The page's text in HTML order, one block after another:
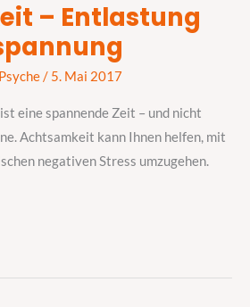
– Entlastung
Psyche/ 5. Mai 2017
eine spannende Zeit – und nicht
Achtsamkeit kann Ihnen helfen, mit
negativen Stress umzugehen.